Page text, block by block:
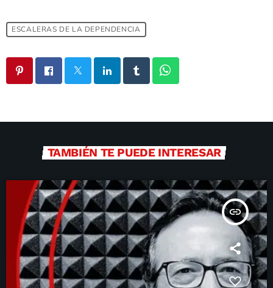
ESCALERAS DE LA DEPENDENCIA
TAMBIÉN TE PUEDE INTERESAR
insert_link